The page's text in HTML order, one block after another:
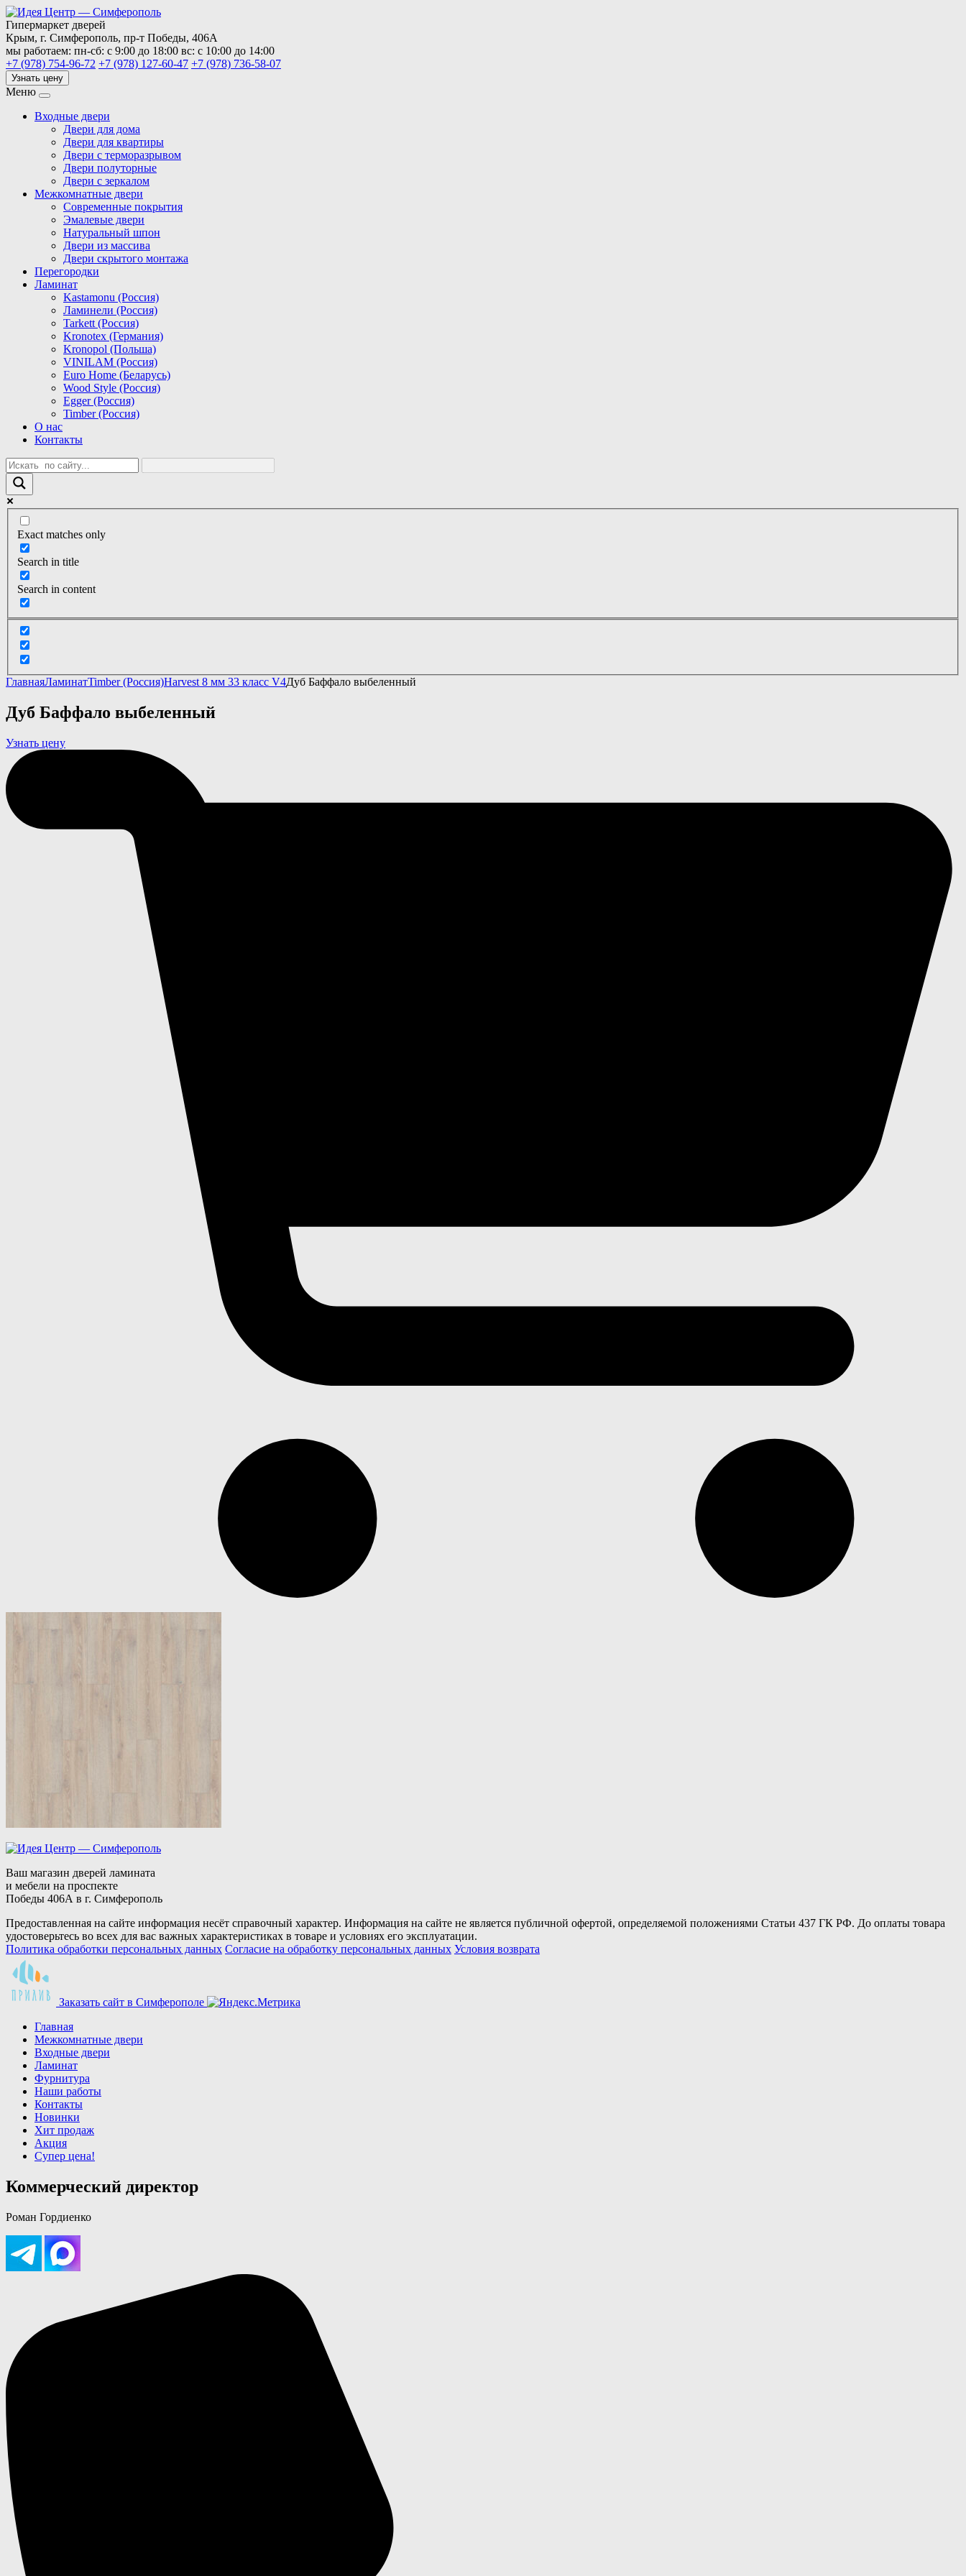
Гипермаркет дверей
Крым, г. Симферополь, пр-т Победы, 406А
мы работаем: пн-сб: с 9:00 до 18:00 вс: с 10:00 до 14:00
+7 (978) 754-96-72 +7 (978) 127-60-47 +7 (978) 736-58-07
Узнать цену
Меню
Входные двери
Двери для дома
Двери для квартиры
Двери с терморазрывом
Двери полуторные
Двери с зеркалом
Межкомнатные двери
Современные покрытия
Эмалевые двери
Натуральный шпон
Двери из массива
Двери скрытого монтажа
Перегородки
Ламинат
Kastamonu (Россия)
Ламинели (Россия)
Tarkett (Россия)
Kronotex (Германия)
Kronopol (Польша)
VINILAM (Россия)
Euro Home (Беларусь)
Wood Style (Россия)
Egger (Россия)
Timber (Россия)
О нас
Контакты
Exact matches only
Search in title
Search in content
ГлавнаяЛаминатTimber (Россия)Harvest 8 мм 33 класс V4Дуб Баффало выбеленный
Дуб Баффало выбеленный
Узнать цену
Ваш магазин дверей ламината
и мебели на проспекте
Победы 406А в г. Симферополь
Предоставленная на сайте информация несёт справочный характер. Информация на сайте не является публичной офертой, определяемой положениями Статьи 437 ГК РФ. До оплаты товара
удостоверьтесь во всех для вас важных характеристиках в товаре и условиях его эксплуатации.
Политика обработки персональных данных Согласие на обработку персональных данных Условия возврата
Заказать сайт в Симферополe
Главная
Межкомнатные двери
Входные двери
Ламинат
Фурнитура
Наши работы
Контакты
Новинки
Хит продаж
Акция
Супер цена!
Коммерческий директор
Роман Гордиенко